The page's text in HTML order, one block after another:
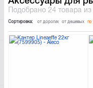
Подобрано24 товара
Сортировка: от дорогих от дешевых по